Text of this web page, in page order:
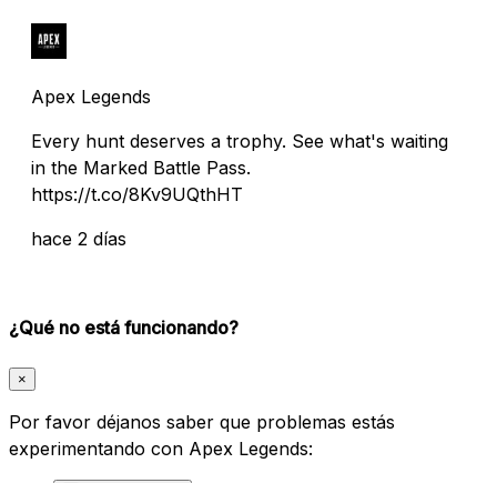
Apex Legends
Every hunt deserves a trophy. See what's waiting
in the Marked Battle Pass.
https://t.co/8Kv9UQthHT
hace 2 días
¿Qué no está funcionando?
×
Por favor déjanos saber que problemas estás
experimentando con Apex Legends: